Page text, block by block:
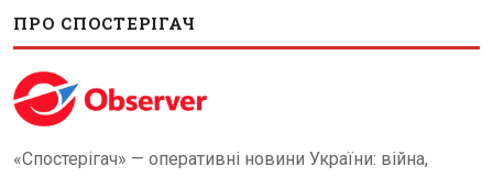
ПРО СПОСТЕРІГАЧ
«Спостерігач» — оперативні новини України: війна,